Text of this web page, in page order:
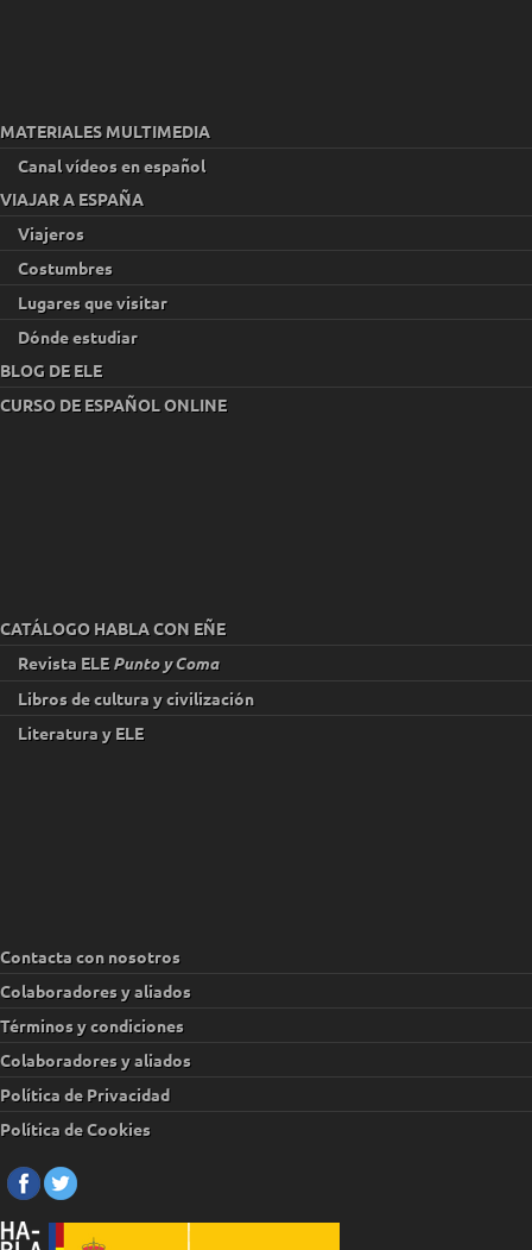
MATERIALES MULTIMEDIA
Canal vídeos en español
VIAJAR A ESPAÑA
Viajeros
Costumbres
Lugares que visitar
Dónde estudiar
BLOG DE ELE
CURSO DE ESPAÑOL ONLINE
CATÁLOGO HABLA CON EÑE
Revista ELEPunto y Coma
Libros de cultura y civilización
Literatura y ELE
Contacta con nosotros
Colaboradores y aliados
Términos y condiciones
Colaboradores y aliados
Política de Privacidad
Política de Cookies